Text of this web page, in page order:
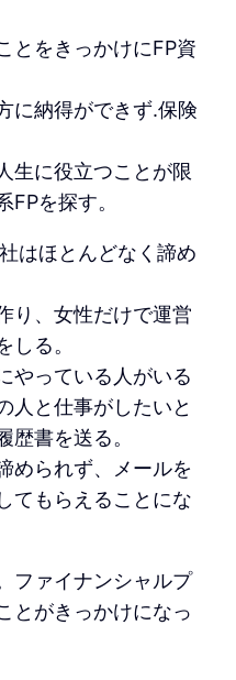
とをきっかけにFP資
に納得ができず.保険
生に役立つことが限
FPを探す。
はほとんどなく諦め
り、女性だけで運営
しる。
やっている人がいる
人と仕事がしたいと
歴書を送る。
められず、メールを
てもらえることにな
ファイナンシャルプ
とがきっかけになっ